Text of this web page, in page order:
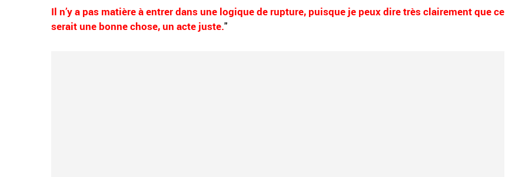
Il n’y a pas matière à entrer dans une logique de rupture, puisque je peux dire très clairement que ce
serait une bonne chose, un acte juste."